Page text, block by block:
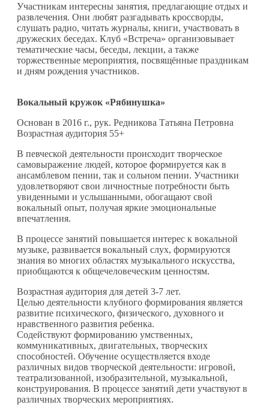
Участникам интересны занятия, предлагающие отдых и
развлечения. Они любят разгадывать кроссворды,
слушать радио, читать журналы, книги, участвовать в
дружеских беседах. Клуб «Встреча» организовывает
тематические часы, беседы, лекции, а также
торжественные мероприятия, посвящённые праздникам
и дням рождения участников.
Вокальный кружок «Рябинушка»
Основан в 2016 г., рук. Редникова Татьяна Петровна
Возрастная аудитория 55+
В певческой деятельности происходит творческое
самовыражение людей, которое формируется как в
ансамблевом пении, так и сольном пении. Участники
удовлетворяют свои личностные потребности быть
увиденными и услышанными, обогащают свой
вокальный опыт, получая яркие эмоциональные
впечатления.
В процессе занятий повышается интерес к вокальной
музыке, развивается вокальный слух, формируются
знания во многих областях музыкального искусства,
приобщаются к общечеловеческим ценностям.
Возрастная аудитория для детей 3-7 лет.
Целью деятельности клубного формирования является
развитие психического, физического, духовного и
нравственного развития ребенка.
Содействуют формированию умственных,
коммуникативных, двигательных, творческих
способностей. Обучение осуществляется входе
различных видов творческой деятельности: игровой,
театрализованной, изобразительной, музыкальной,
конструирования. В процессе занятий дети участвуют в
различных творческих мероприятиях.